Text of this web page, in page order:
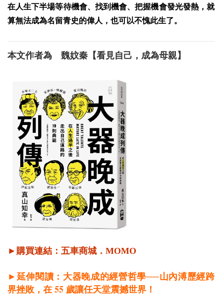
在人生下半場等待機會、找到機會、把握機會發光發熱，就
算無法成為名留青史的偉人，也可以不愧此生了。
本文作者為 魏妏秦【看見自己，成為母親】
►購買連結： 五車商城 ． MOMO
►延伸閱讀：大器晚成的經營哲學──山內溥歷經跨
界挫敗，在 55 歲讓任天堂震撼世界！